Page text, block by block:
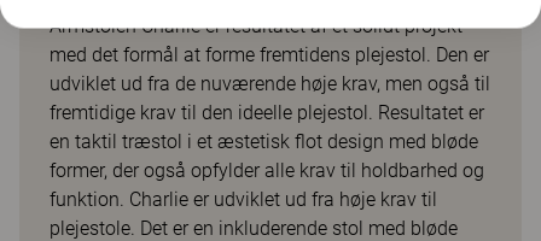
Armstolen Charlie er resultatet af et solidt projekt
med det formål at forme fremtidens plejestol. Den er
udviklet ud fra de nuværende høje krav, men også til
fremtidige krav til den ideelle plejestol. Resultatet er
en taktil træstol i et æstetisk flot design med bløde
former, der også opfylder alle krav til holdbarhed og
funktion. Charlie er udviklet ud fra høje krav til
plejestole. Det er en inkluderende stol med bløde